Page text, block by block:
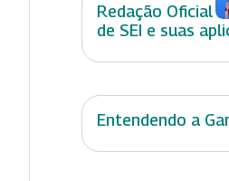
Redação Oficial
de SEI e suas
Entendendo a